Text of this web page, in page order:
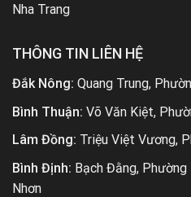
Nha Trang
THÔNG TIN LIÊN HỆ
Đắk Nông: Quang Trung,
Bình Thuận: Võ Văn Kiệt,
Lâm Đồng: Triệu Việt Vương,
Bình Định: Bạch Đằng,
Nhơn